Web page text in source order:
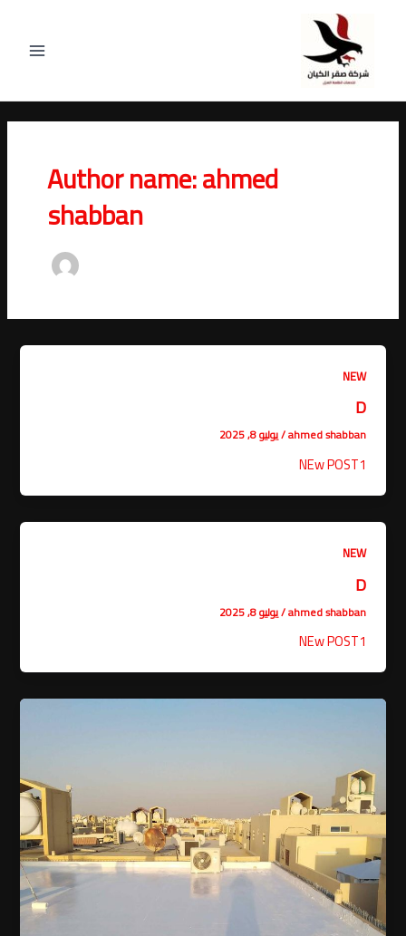
المحتوى
Author name: ahmed
shabban
NEW
D
ahmed shabban
/يوليو 8, 2025
NEw POST1
NEW
D
ahmed shabban
/يوليو 8, 2025
NEw POST1
pagination